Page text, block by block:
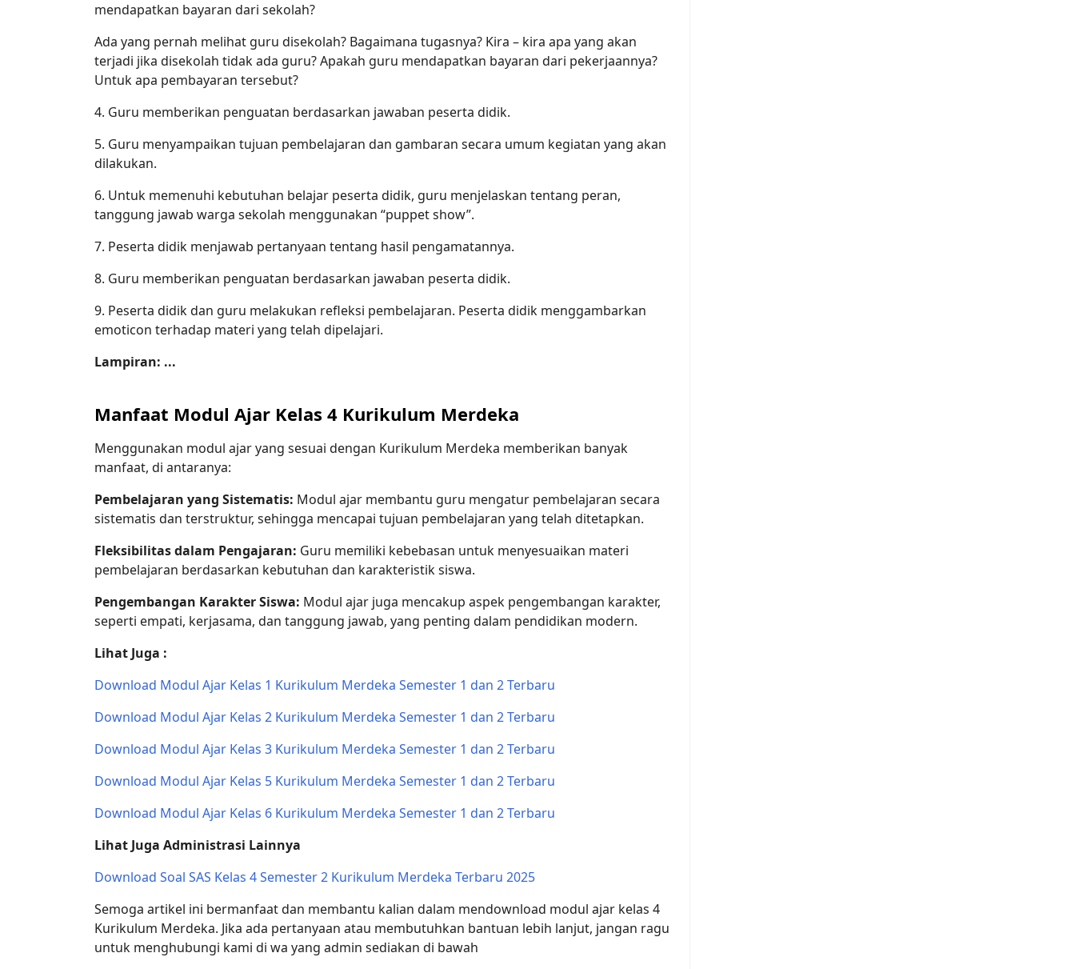
mendapatkan bayaran dari sekolah?
Ada yang pernah melihat guru disekolah? Bagaimana tugasnya? Kira – kira apa yang akan
terjadi jika disekolah tidak ada guru? Apakah guru mendapatkan bayaran dari pekerjaannya?
Untuk apa pembayaran tersebut?
4. Guru memberikan penguatan berdasarkan jawaban peserta didik.
5. Guru menyampaikan tujuan pembelajaran dan gambaran secara umum kegiatan yang akan
dilakukan.
6. Untuk memenuhi kebutuhan belajar peserta didik, guru menjelaskan tentang peran,
tanggung jawab warga sekolah menggunakan “puppet show”.
7. Peserta didik menjawab pertanyaan tentang hasil pengamatannya.
8. Guru memberikan penguatan berdasarkan jawaban peserta didik.
9. Peserta didik dan guru melakukan refleksi pembelajaran. Peserta didik menggambarkan
emoticon terhadap materi yang telah dipelajari.
Lampiran: ...
Manfaat Modul Ajar Kelas 4 Kurikulum Merdeka
Menggunakan modul ajar yang sesuai dengan Kurikulum Merdeka memberikan banyak
manfaat, di antaranya:
Pembelajaran yang Sistematis: Modul ajar membantu guru mengatur pembelajaran secara
sistematis dan terstruktur, sehingga mencapai tujuan pembelajaran yang telah ditetapkan.
Fleksibilitas dalam Pengajaran: Guru memiliki kebebasan untuk menyesuaikan materi
pembelajaran berdasarkan kebutuhan dan karakteristik siswa.
Pengembangan Karakter Siswa: Modul ajar juga mencakup aspek pengembangan karakter,
seperti empati, kerjasama, dan tanggung jawab, yang penting dalam pendidikan modern.
Lihat Juga :
Download Modul Ajar Kelas 1 Kurikulum Merdeka Semester 1 dan 2 Terbaru
Download Modul Ajar Kelas 2 Kurikulum Merdeka Semester 1 dan 2 Terbaru
Download Modul Ajar Kelas 3 Kurikulum Merdeka Semester 1 dan 2 Terbaru
Download Modul Ajar Kelas 5 Kurikulum Merdeka Semester 1 dan 2 Terbaru
Download Modul Ajar Kelas 6 Kurikulum Merdeka Semester 1 dan 2 Terbaru
Lihat Juga Administrasi Lainnya
Download Soal SAS Kelas 4 Semester 2 Kurikulum Merdeka Terbaru 2025
Semoga artikel ini bermanfaat dan membantu kalian dalam mendownload modul ajar kelas 4
Kurikulum Merdeka. Jika ada pertanyaan atau membutuhkan bantuan lebih lanjut, jangan ragu
untuk menghubungi kami di wa yang admin sediakan di bawah